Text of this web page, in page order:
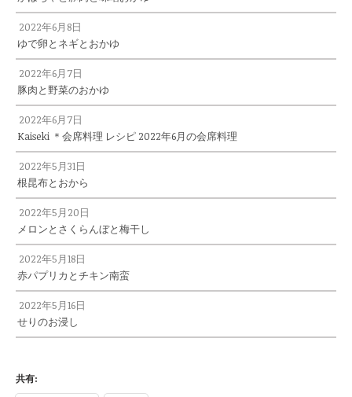
2022年6月8日
ゆで卵とネギとおかゆ
2022年6月7日
豚肉と野菜のおかゆ
2022年6月7日
Kaiseki ＊会席料理 レシピ 2022年6月の会席料理
2022年5月31日
根昆布とおから
2022年5月20日
メロンとさくらんぼと梅干し
2022年5月18日
赤パプリカとチキン南蛮
2022年5月16日
せりのお浸し
共有: